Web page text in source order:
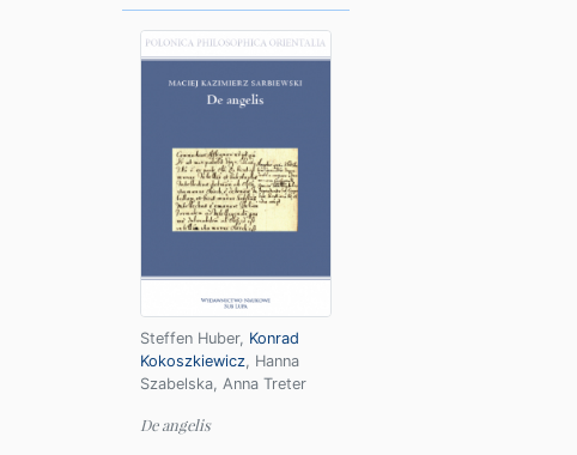
Steffen Huber, Konrad
Kokoszkiewicz, Hanna
Szabelska, Anna Treter
De angelis